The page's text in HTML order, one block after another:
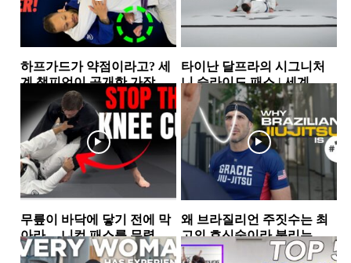
하프가드가 약점이라고? 세
계 챔피언이 공개한 가장 실
전적인 하프가드 스윕 2가지
하프가드
타이난 달프라의 시그니처
니 슬라이드 패스 | 세계 챔
피언이 반복해서 사용하는...
가드패스
무릎이 바닥에 닿기 전에 막
아라… 니컷 패스를 무력화
하는 핵심 원리
가드
왜 브라질리언 주짓수는 최
고의 호신술이라 불리는
가… 그레이시 형제가 말하
그레이시주짓수